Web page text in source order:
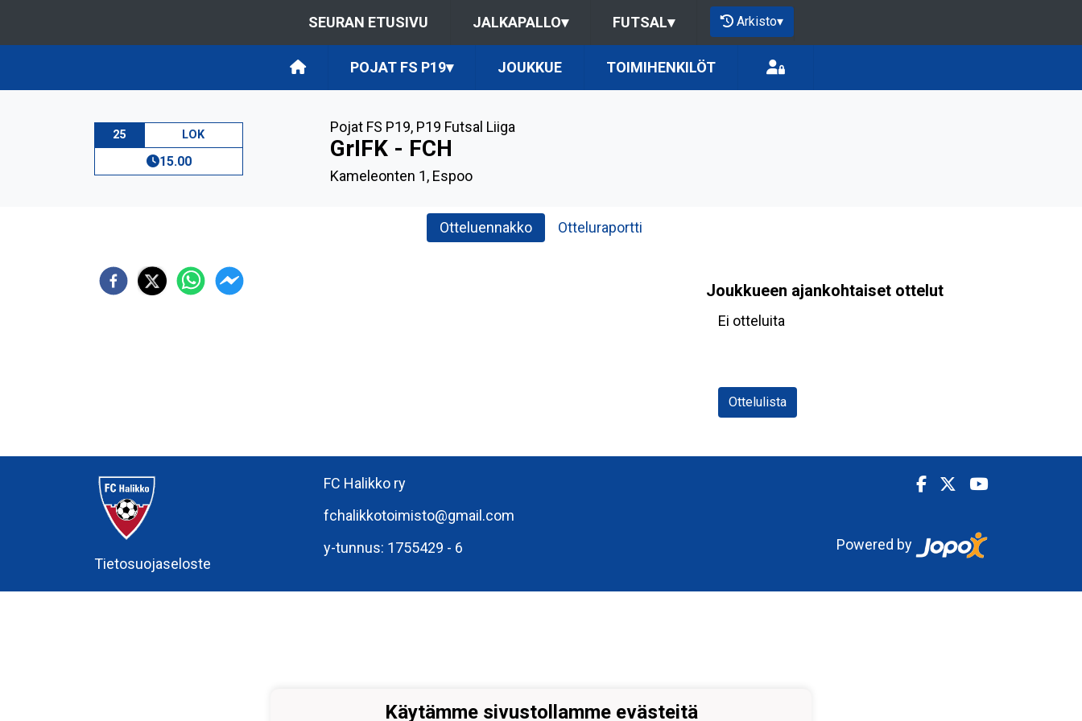
SEURAN ETUSIVU JALKAPALLO▾ FUTSAL▾ Arkisto▾
POJAT FS P19▾ JOUKKUE TOIMIHENKILÖT
25 LOK
15.00
Pojat FS P19, P19 Futsal Liiga
GrIFK - FCH
Kameleonten 1, Espoo
Otteluennakko Otteluraportti
Joukkueen ajankohtaiset ottelut
Ei otteluita
Ottelulista
Tietosuojaseloste
FC Halikko ry
fchalikkotoimisto@gmail.com
y-tunnus: 1755429 - 6
Powered by
Käytämme sivustollamme evästeitä